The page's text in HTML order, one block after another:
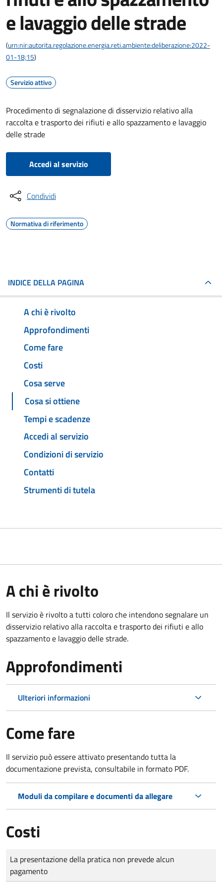
e lavaggio delle strade
(urn:nir:autorita.regolazione.energia.reti.ambiente:deliberazione:2022-
01-18;15)
Servizio attivo
Procedimento di segnalazione di disservizio relativo alla
raccolta e trasporto dei rifiuti e allo spazzamento e lavaggio
delle strade
Accedi al servizio
Condividi
Normativa di riferimento
INDICE DELLA PAGINA
A chi è rivolto
Approfondimenti
Come fare
Costi
Cosa serve
Cosa si ottiene
Tempi e scadenze
Accedi al servizio
Condizioni di servizio
Contatti
Strumenti di tutela
A chi è rivolto
Il servizio è rivolto a tutti coloro che intendono segnalare un
disservizio relativo alla raccolta e trasporto dei rifiuti e allo
spazzamento e lavaggio delle strade.
Approfondimenti
Ulteriori informazioni
Come fare
Il servizio può essere attivato presentando tutta la
documentazione prevista, consultabile in formato PDF.
Moduli da compilare e documenti da allegare
Costi
Tipo di pagamento
Importo
La presentazione della pratica non prevede alcun
pagamento